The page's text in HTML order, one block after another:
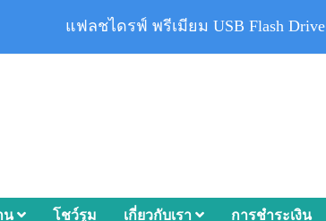
น โชว์รูม เกี่ยวกับเรา การชำระเงิน
แฟลชไดรฟ์ พรีเมียม USB Flash Drive